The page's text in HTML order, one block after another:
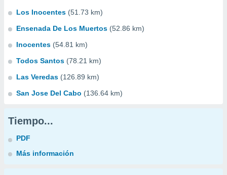
Los Inocentes (51.73 km)
Ensenada De Los Muertos (52.86 km)
Inocentes (54.81 km)
Todos Santos (78.21 km)
Las Veredas (126.89 km)
San Jose Del Cabo (136.64 km)
Tiempo...
PDF
Más información